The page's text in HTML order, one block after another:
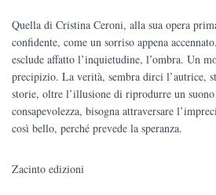
era:
€10.00.
è:
€9.50.
Quella di Cristina Ceroni, alla sua opera
confidente, come un sorriso appena
esclude affatto l’inquietudine, l’ombra. Un
precipizio. La verità, sembra dirci l’autrice,
storie, oltre l’illusione di riprodurre un
consapevolezza, bisogna attraversare
così bello, perché prevede la speranza.
Zacinto edizioni